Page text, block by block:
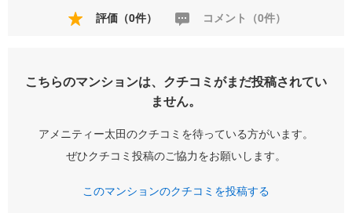
評価（0件） コメント（0件）
こちらのマンションは、クチコミがまだ投稿されてい
ません。
アメニティー太田のクチコミを待っている方がいます。
ぜひクチコミ投稿のご協力をお願いします。
このマンションのクチコミを投稿する